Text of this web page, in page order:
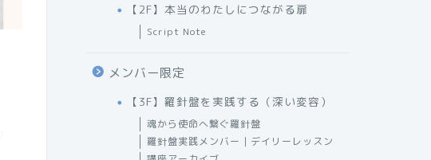
【2F】本当のわたしにつながる扉
Script Note
メンバー限定
【3F】羅針盤を実践する（深い変容）
魂から使命へ繋ぐ羅針盤
羅針盤実践メンバー｜デイリーレッスン